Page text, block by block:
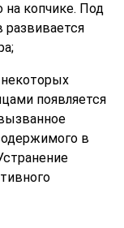
на копчике. Под
появляется
в